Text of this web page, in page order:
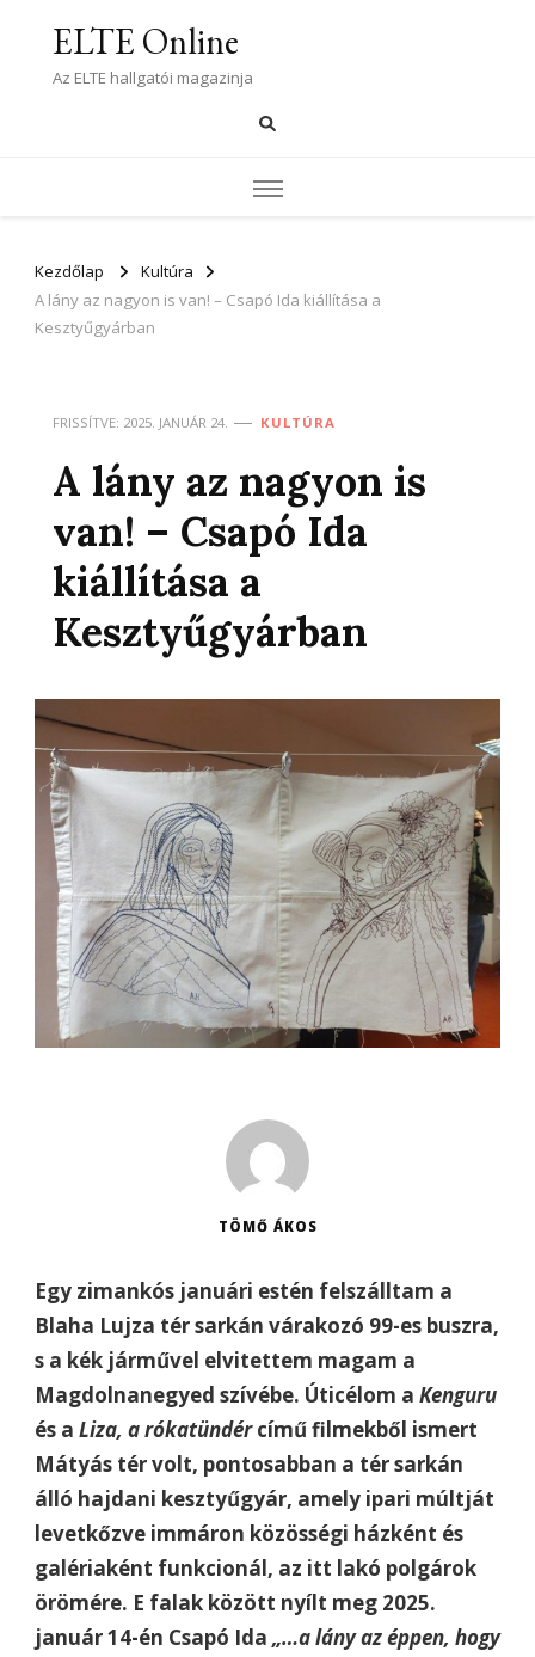
ELTE Online
Az ELTE hallgatói magazinja
Kezdőlap
Kultúra
A lány az nagyon is van! – Csapó Ida kiállítása a
Kesztyűgyárban
FRISSÍTVE: 2025. JANUÁR 24. KULTÚRA
A lány az nagyon is
van! – Csapó Ida
kiállítása a
Kesztyűgyárban
TÖMŐ ÁKOS
Egy zimankós januári estén felszálltam a
Blaha Lujza tér sarkán várakozó 99-es buszra,
s a kék járművel elvitettem magam a
Magdolnanegyed szívébe. Úticélom a Kenguru
és a Liza, a rókatündércímű filmekből ismert
Mátyás tér volt, pontosabban a tér sarkán
álló hajdani kesztyűgyár, amely ipari múltját
levetkőzve immáron közösségi házként és
galériaként funkcionál, az itt lakó polgárok
örömére. E falak között nyílt meg 2025.
január 14-én Csapó Ida „…a lány az éppen, hogy